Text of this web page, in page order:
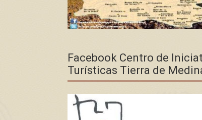
Facebook Centro de
Turísticas Tierra de